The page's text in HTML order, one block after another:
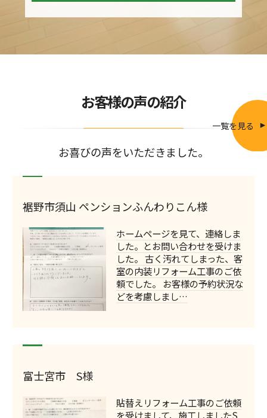
お客様の声の紹介
お喜びの声をいただきました。
一覧を見る
裾野市須山 ペンションふんわりこん様
ホームページを見て、連絡しま
した。とお問い合わせを受けま
した。 古く汚れてしまった、客
室の内装リフォーム工事のご依
頼でした。 お客様の予約状況な
どを考慮しまし…
富士宮市 S様
貼替えリフォーム工事のご依頼
を受けまして、施工しましたS